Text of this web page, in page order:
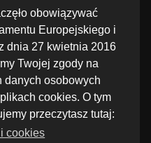
obowiązywać
Europejskiego i
dnia 27 kwietnia 2016
Twojej zgody na
danych osobowych
cookies. O tym
przeczytasz tutaj:
cookies